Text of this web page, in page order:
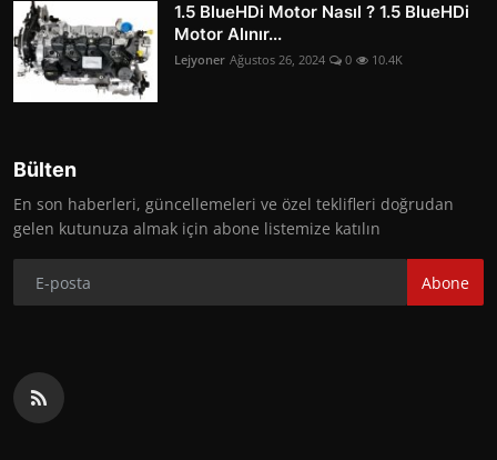
1.5 BlueHDi Motor Nasıl ? 1.5 BlueHDi
Motor Alınır...
Lejyoner Ağustos 26, 2024 0 10.4K
Bülten
En son haberleri, güncellemeleri ve özel teklifleri doğrudan
gelen kutunuza almak için abone listemize katılın
Abone